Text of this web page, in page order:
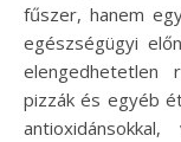
fűszer, hanem
egészségügyi
elengedhetetlen
pizzák és egyéb